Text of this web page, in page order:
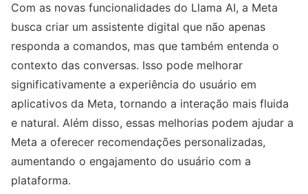
Com as novas funcionalidades do Llama AI, a Meta
busca criar um assistente digital que não apenas
responda a comandos, mas que também entenda o
contexto das conversas. Isso pode melhorar
significativamente a experiência do usuário em
aplicativos da Meta, tornando a interação mais fluida
e natural. Além disso, essas melhorias podem ajudar a
Meta a oferecer recomendações personalizadas,
aumentando o engajamento do usuário com a
plataforma.